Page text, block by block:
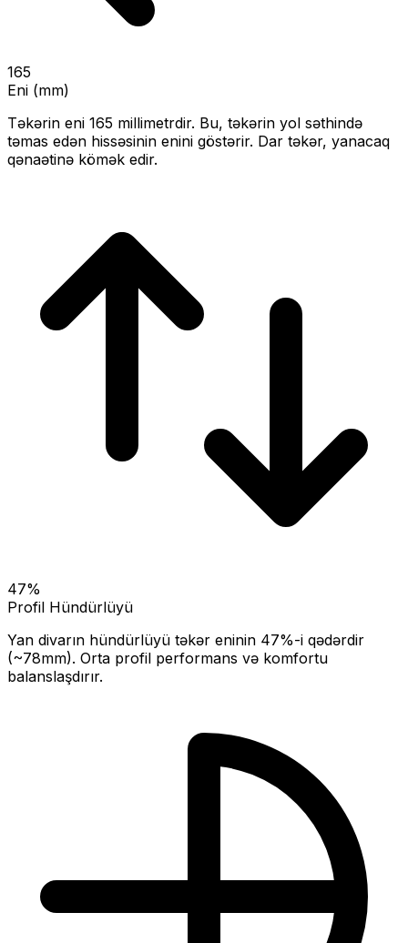
165
Eni (mm)
Təkərin eni 165 millimetrdir. Bu, təkərin yol səthində
təmas edən hissəsinin enini göstərir. Dar təkər, yanacaq
qənaətinə kömək edir.
47%
Profil Hündürlüyü
Yan divarın hündürlüyü təkər eninin 47%-i qədərdir
(~78mm). Orta profil performans və komfortu
balanslaşdırır.